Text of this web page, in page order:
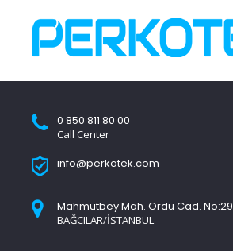
0 850 811 80 00
Call Center
info@perkotek.com
Mahmutbey Mah. Ordu Cad. No:29
BAĞCILAR/İSTANBUL